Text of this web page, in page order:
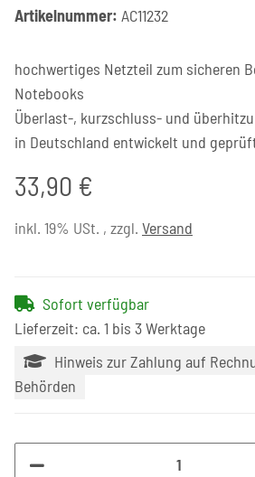
Artikelnummer: AC11232
hochwertiges Netzteil zum sicheren
Notebooks
Überlast-, kurzschluss- und
in Deutschland entwickelt und
33,90 €
inkl. 19% USt. , zzgl. Versand
Sofort verfügbar
Lieferzeit: ca. 1 bis 3 Werktage
Hinweis zur Zahlung auf
Behörden